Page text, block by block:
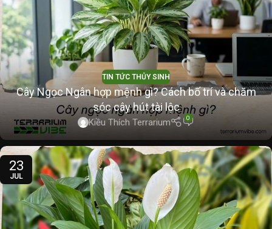
TIN TỨC THỦY SINH
Cây Ngọc Ngân hợp mệnh gì? Cách bố trí và chăm
sóc cây hút tài lộc
Kiều Thích Terrarium 0
23
JUL